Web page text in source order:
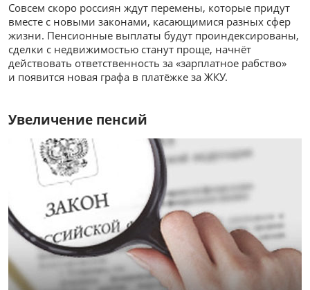
Совсем скоро россиян ждут перемены, которые придут
вместе с новыми законами, касающимися разных сфер
жизни. Пенсионные выплаты будут проиндексированы,
сделки с недвижимостью станут проще, начнёт
действовать ответственность за «зарплатное рабство»
и появится новая графа в платёжке за ЖКУ.
Увеличение пенсий